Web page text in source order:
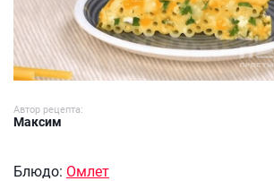
Автор рецепта:
Максим
Блюдо: Омлет